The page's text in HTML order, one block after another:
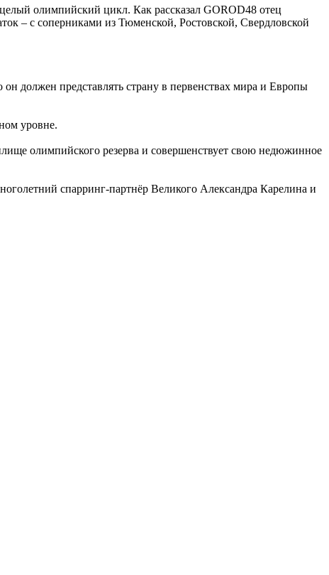
олимпийский цикл. Как рассказал GOROD48 отец
– с соперниками из Тюменской, Ростовской, Свердловской
должен представлять страну в первенствах мира и Европы
уровне.
олимпийского резерва и совершенствует свою недюжинное
спарринг-партнёр Великого Александра Карелина и